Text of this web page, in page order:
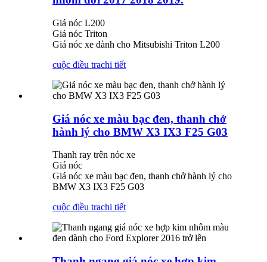
Giá nóc L200
Giá nóc Triton
Giá nóc xe dành cho Mitsubishi Triton L200
cuộc điều trachi tiết
Giá nóc xe màu bạc đen, thanh chở
hành lý cho BMW X3 IX3 F25 G03
Thanh ray trên nóc xe
Giá nóc
Giá nóc xe màu bạc đen, thanh chở hành lý cho
BMW X3 IX3 F25 G03
cuộc điều trachi tiết